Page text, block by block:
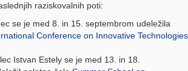
raziskovalnih poti:
se je med 8. in 15. septembrom udeležila
Conference on Innovative Technologies
Istvan Estely se je med 13. in 18.